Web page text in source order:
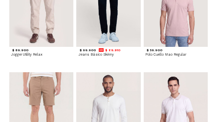
$ 89.900
Jogger Utility Relax
$ 99.900 $ 89.910
Jeans Básico Skinny
$ 59.900
Polo Cuello Mao Regular